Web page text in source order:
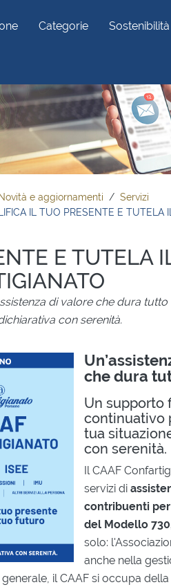
Categorie Sostenibilità
Novità e aggiornamenti
Servizi
IL TUO PRESENTE E TUTELA
E TUTELA
di valore che dura
con serenità.
che dura
Un supporto
continuativo
tua
con serenità.
Il CAAF
servizi di
contribuenti
del Modello
solo:
anche nella
il CAAF si occupa